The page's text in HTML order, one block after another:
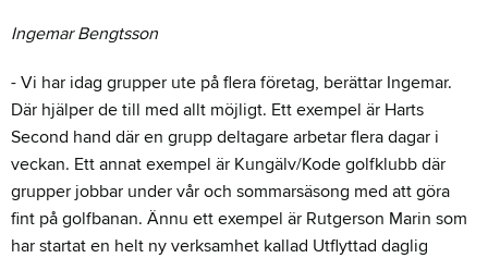
Ingemar Bengtsson
- Vi har idag grupper ute på flera företag, berättar Ingemar.
Där hjälper de till med allt möjligt. Ett exempel är Harts
Second hand där en grupp deltagare arbetar flera dagar i
veckan. Ett annat exempel är Kungälv/Kode golfklubb där
grupper jobbar under vår och sommarsäsong med att göra
fint på golfbanan. Ännu ett exempel är Rutgerson Marin som
har startat en helt ny verksamhet kallad Utflyttad daglig